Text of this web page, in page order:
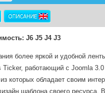
J6 J5 J4 J3
более яркой и удобной
Ticker, работающий с Joomla
которых обладает своим
шаблона своего ресурса.